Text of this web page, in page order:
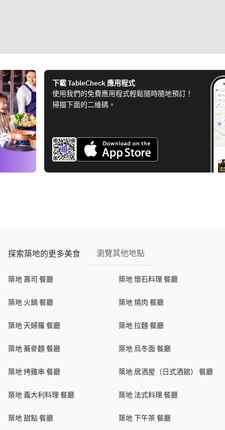
下載 TableCheck 應用程式
使用我們的免費應用程式輕鬆隨時隨地預訂！
掃描下面的二維碼。
探索築地的更多美食 瀏覽其他地點
築地 壽司 餐廳 築地 懷石料理 餐廳
築地 火鍋 餐廳 築地 燒肉 餐廳
築地 天婦羅 餐廳 築地 拉麵 餐廳
築地 蕎麥麵 餐廳 築地 烏冬面 餐廳
築地 烤雞串 餐廳 築地 居酒屋（日式酒館） 餐廳
築地 義大利料理 餐廳 築地 法式料理 餐廳
築地 甜點 餐廳 築地 下午茶 餐廳